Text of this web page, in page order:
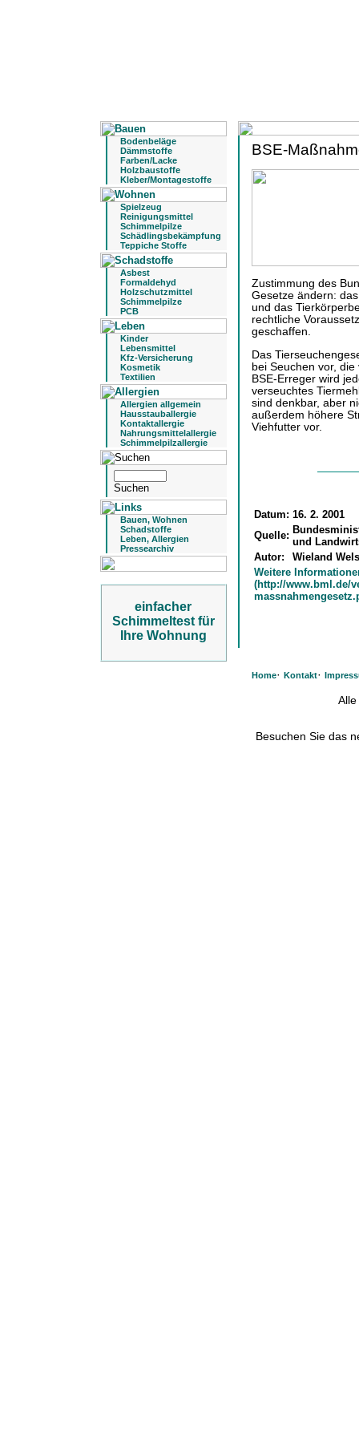
Bodenbeläge
Dämmstoffe
Farben/Lacke
Holzbaustoffe
Kleber/Montagestoffe
Spielzeug
Reinigungsmittel
Schimmelpilze
Schädlingsbekämpfung
Teppiche Stoffe
Asbest
Formaldehyd
Holzschutzmittel
Schimmelpilze
PCB
Kinder
Lebensmittel
Kfz-Versicherung
Kosmetik
Textilien
Allergien allgemein
Hausstauballergie
Kontaktallergie
Nahrungsmittelallergie
Schimmelpilzallergie
Bauen, Wohnen
Schadstoffe
Leben, Allergien
Pressearchiv
einfacher
Schimmeltest für
Ihre Wohnung
BSE-
Zustimmung des
Gesetze ändern:
und das
rechtliche
geschaffen.
Das
bei Seuchen vor,
BSE-Erreger wird
verseuchtes
sind denkbar, aber
außerdem höhere
Viehfutter vor.
Datum: 16. 2. 2001
Quelle:
und
Autor:
Wieland
Weitere
(http://www.bml.de/
Home· Kontakt·
Besuchen Sie das